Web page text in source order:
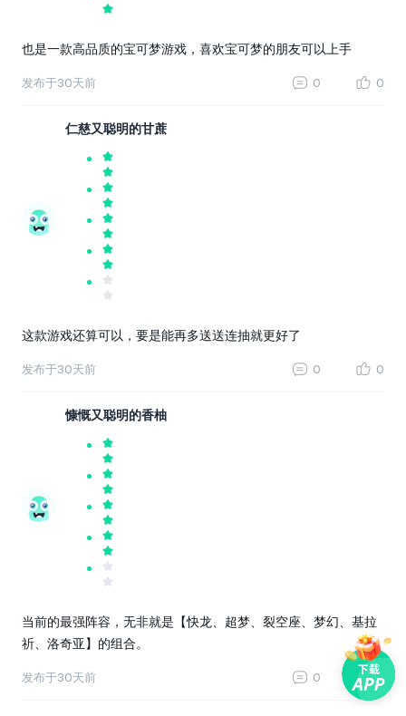
也是一款高品质的宝可梦游戏，喜欢宝可梦的朋友可以上手
发布于30天前 0 0
仁慈又聪明的甘蔗
这款游戏还算可以，要是能再多送送连抽就更好了
发布于30天前 0 0
慷慨又聪明的香柚
当前的最强阵容，无非就是【快龙、超梦、裂空座、梦幻、基拉
祈、洛奇亚】的组合。
发布于30天前 0 0